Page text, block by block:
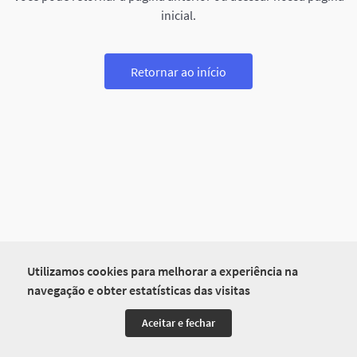
Utilizamos cookies para melhorar a experiência na
navegação e obter estatísticas das visitas
Aceitar e fechar
inicial.
Retornar ao início